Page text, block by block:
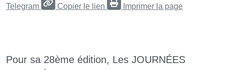
Telegram Copier le lien Imprimer la page
Pour sa 28ème édition, Les JOURNÉES